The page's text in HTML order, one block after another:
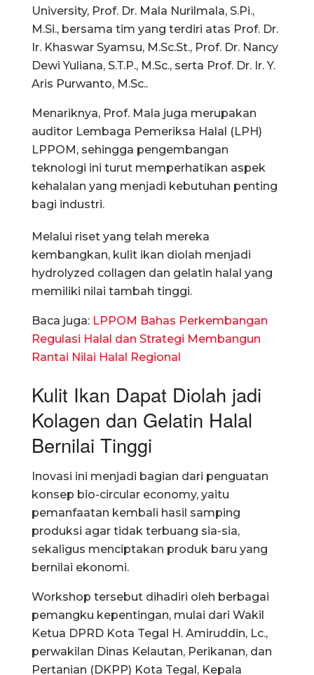
University, Prof. Dr. Mala Nurilmala, S.Pi.,
M.Si., bersama tim yang terdiri atas Prof. Dr.
Ir. Khaswar Syamsu, M.Sc.St., Prof. Dr. Nancy
Dewi Yuliana, S.T.P., M.Sc., serta Prof. Dr. Ir. Y.
Aris Purwanto, M.Sc..
Menariknya, Prof. Mala juga merupakan
auditor Lembaga Pemeriksa Halal (LPH)
LPPOM, sehingga pengembangan
teknologi ini turut memperhatikan aspek
kehalalan yang menjadi kebutuhan penting
bagi industri.
Melalui riset yang telah mereka
kembangkan, kulit ikan diolah menjadi
hydrolyzed collagen dan gelatin halal yang
memiliki nilai tambah tinggi.
Baca juga: LPPOM Bahas Perkembangan
Regulasi Halal dan Strategi Membangun
Rantai Nilai Halal Regional
Kulit Ikan Dapat Diolah jadi
Kolagen dan Gelatin Halal
Bernilai Tinggi
Inovasi ini menjadi bagian dari penguatan
konsep bio-circular economy, yaitu
pemanfaatan kembali hasil samping
produksi agar tidak terbuang sia-sia,
sekaligus menciptakan produk baru yang
bernilai ekonomi.
Workshop tersebut dihadiri oleh berbagai
pemangku kepentingan, mulai dari Wakil
Ketua DPRD Kota Tegal H. Amiruddin, Lc.,
perwakilan Dinas Kelautan, Perikanan, dan
Pertanian (DKPP) Kota Tegal, Kepala